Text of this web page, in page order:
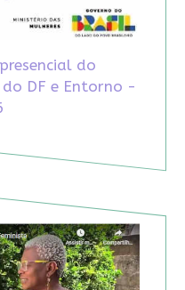
do
DF e Entorno -